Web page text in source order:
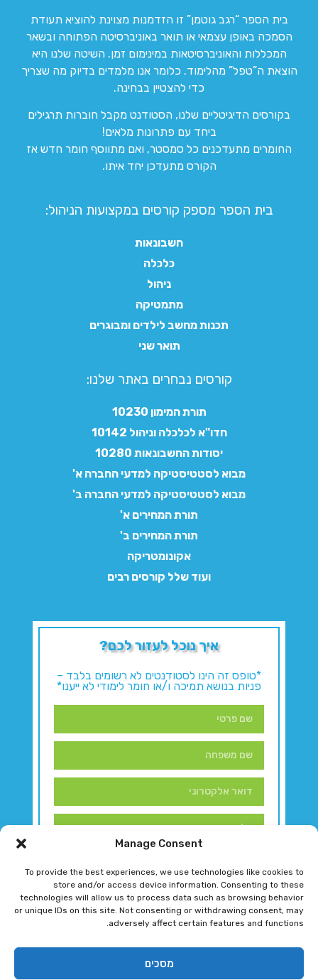
Manage Consent
To provide the best experiences, we use technologies like cookies to
store and/or access device information. Consenting to these
technologies will allow us to process data such as browsing behavior
or unique IDs on this site. Not consenting or withdrawing consent, may
adversely affect certain features and functions.
מסכים
בית הספר “רגב גוטמן” זו הזדמנות מצוינת להוציא תעודת
הסמכה באופן עצמאי או תואר באוניברסיטה הפתוחה ובשאר
המכללות והאוניברסיטאות במינימום זמן. השיטה שלנו היא
הוצאת ה”טפל” מהלימוד. כלומר אנו מלמדים בדיוק מה שצריך
כדי להצטיין בבחינה.
בקורסים הדיגיטליים שלנו, הסטודנט מקבל חוברות תרגילים
ביחד עם פתרונות מלאים!
החומרים מתעדכנים כל סמסטר, ואם מתווסף חומר חדש אז
הקורס מתעדכן יחד איתו.
בית הספר מספק קורסים במקצועות הניהול:
חשבונאות
כלכלה
ניהול
מתמטיקה
תכנות מחשב לילדים ומבוגרים
תואר שני
קורסים נבחרים באתר שלנו:​
תורת המימון 10230
חדו"א לכלכלה וניהול 10142
יסודות החשבונאות 10280
מבוא לסטטיסטיקה למדעי החברה א'
מבוא לסטטיסטיקה למדעי החברה ב'
תורת המחירים א'
תורת המחירים ב'
אקונומטריקה
ועוד שלל קורסים רבים
איך נוכל לעזור לכם?
*טופס זה הינו לסטודנטים לא רשומים בלבד –
פניות בנושא תמיכה ו/או חומר לימודי לא ייענו*